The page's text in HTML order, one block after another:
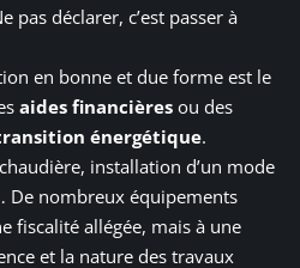
pas déclarer, c’est passer à
en bonne et due forme est le
aides financières ou des
énergétique.
installation d’un mode
De nombreux équipements
fiscalité allégée, mais à une
et la nature des travaux